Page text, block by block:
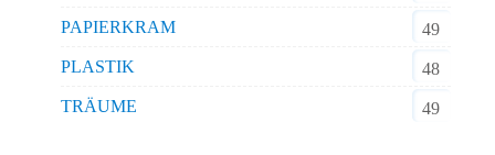
PAPIERKRAM
49
PLASTIK
48
TRÄUME
49